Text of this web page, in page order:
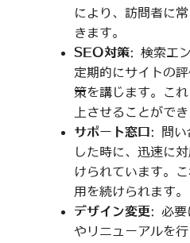
により、訪問者に
きます。
SEO対策: 検索エン
定期的にサイトの
策を講じます。こ
上させることができ
サポート窓口 : 問い
した時に、迅速に
けられています。
用を続けられます。
デザイン変更: 必要
やリニューアルを